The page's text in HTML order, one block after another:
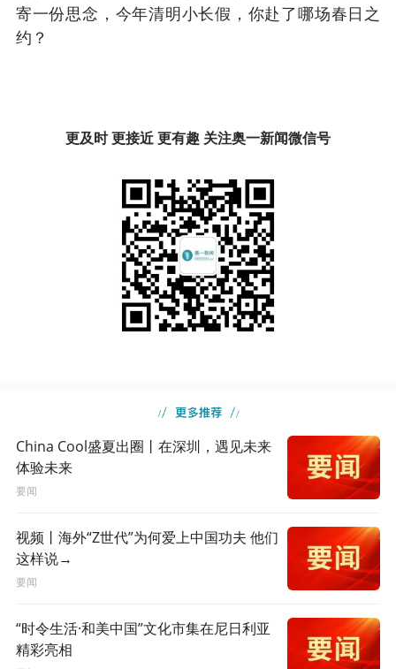
寄一份思念，今年清明小长假，你赴了哪场春日之
约？
更及时 更接近 更有趣 关注奥一新闻微信号
China Cool盛夏出圈丨在深圳，遇见未来
体验未来
要闻
视频丨海外“Z世代”为何爱上中国功夫 他们
这样说→
要闻
“时令生活·和美中国”文化市集在尼日利亚
精彩亮相